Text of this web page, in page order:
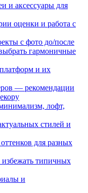
и аксессуары для
оценки и работа с
с фото до/после
гармоничные
и их
— рекомендации
лофт,
стилей и
для разных
типичных
и